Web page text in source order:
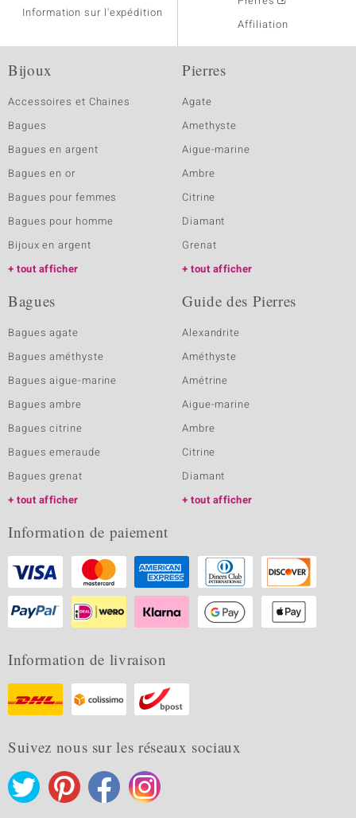
Information sur l'expédition
Affiliation
Bijoux
Accessoires et Chaines
Bagues
Bagues en argent
Bagues en or
Bagues pour femmes
Bagues pour homme
Bijoux en argent
tout afficher
Pierres
Agate
Amethyste
Aigue-marine
Ambre
Citrine
Diamant
Grenat
tout afficher
Bagues
Bagues agate
Bagues améthyste
Bagues aigue-marine
Bagues ambre
Bagues citrine
Bagues emeraude
Bagues grenat
tout afficher
Guide des Pierres
Alexandrite
Améthyste
Amétrine
Aigue-marine
Ambre
Citrine
Diamant
tout afficher
Information de paiement
Information de livraison
Suivez nous sur les réseaux sociaux